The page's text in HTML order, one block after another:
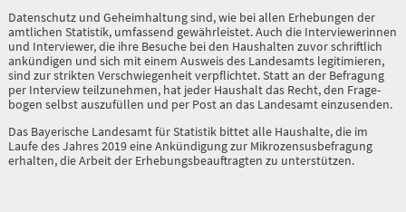
Datenschutz und Geheimhaltung sind, wie bei allen Erhebungen der
amtlichen Statis­tik, umfassend gewährleistet. Auch die Interviewerinnen
und Interviewer, die ihre Be­suche bei den Haushalten zuvor schriftlich
ankündigen und sich mit einem Ausweis des Landesamts legitimieren,
sind zur strikten Verschwiegenheit verpflichtet. Statt an der Befragung
per Interview teilzunehmen, hat jeder Haushalt das Recht, den Frage­
bogen selbst auszufüllen und per Post an das Landesamt einzusenden.
Das Bayerische Landesamt für Statistik bittet alle Haushalte, die im
Laufe des Jahres 2019 eine Ankündigung zur Mikrozensusbefragung
erhalten, die Arbeit der Erhe­bungsbeauftragten zu unterstützen.